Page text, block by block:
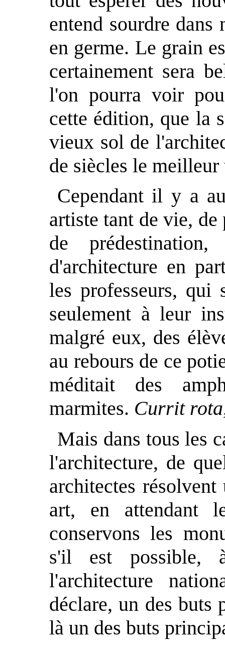
entend sourdre dans
en germe. Le grain
certainement sera
l'on pourra voir
cette édition, que la
vieux sol de
de siècles le
Cependant il y a
artiste tant de vie,
de
d'architecture en
les professeurs, qui
seulement à leur
malgré eux, des
au rebours de ce
méditait des
marmites. Currit
Mais dans tous les
l'architecture, de
architectes
art, en attendant
conservons les
s'il est possible,
l'architecture
déclare, un des buts
là un des buts